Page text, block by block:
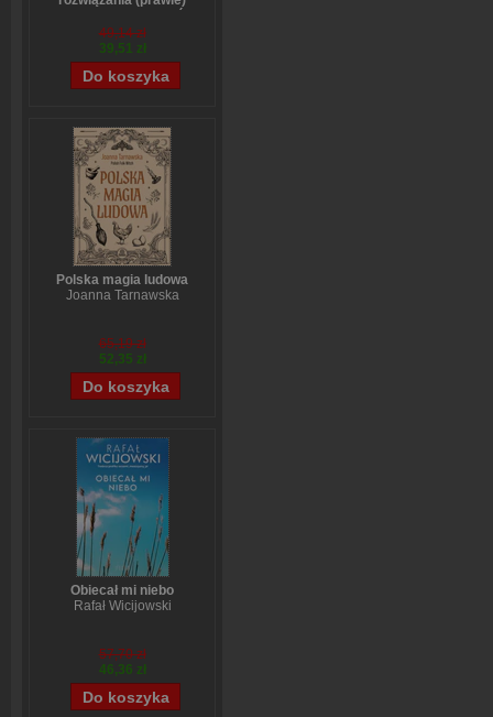
Stefanie Stahl
49,14 zł
39,51 zł
Polska magia ludowa
Joanna Tarnawska
65,19 zł
52,35 zł
Obiecał mi niebo
Rafał Wicijowski
57,70 zł
46,36 zł